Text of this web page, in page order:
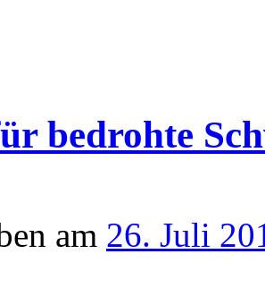
bedrohte
am 26. Juli